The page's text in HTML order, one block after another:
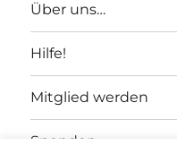
Über uns…
Hilfe!
Mitglied werden
Spenden